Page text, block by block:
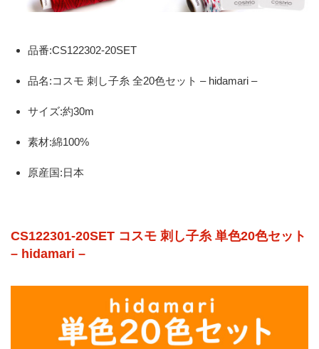
品番:CS122302-20SET
品名:コスモ 刺し子糸 全20色セット – hidamari –
サイズ:約30m
素材:綿100%
原産国:日本
CS122301-20SET コスモ 刺し子糸 単色20色セット
– hidamari –